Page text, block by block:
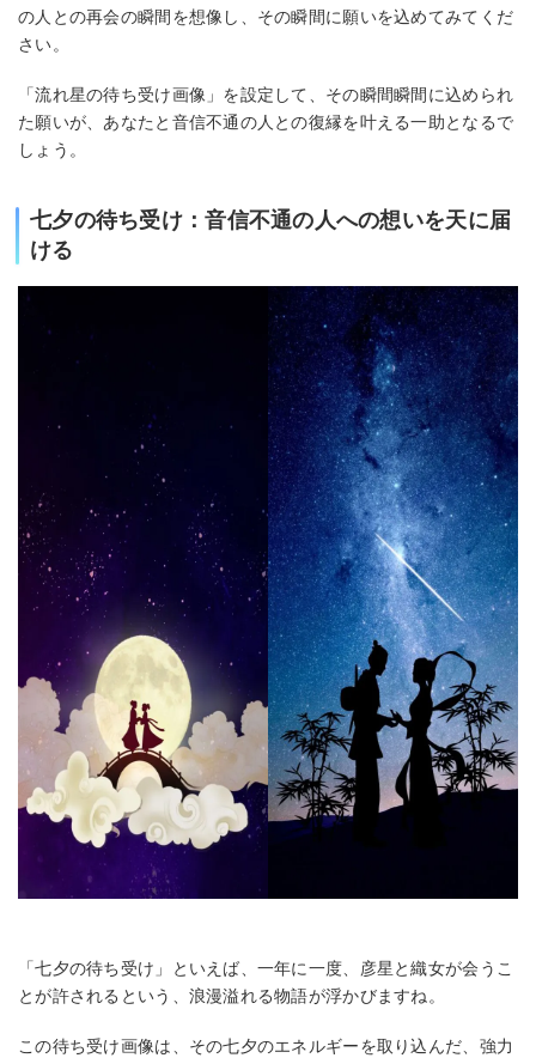
の人との再会の瞬間を想像し、その瞬間に願いを込めてみてくだ
さい。
「流れ星の待ち受け画像」を設定して、その瞬間瞬間に込められ
た願いが、あなたと音信不通の人との復縁を叶える一助となるで
しょう。
七夕の待ち受け：音信不通の人への想いを天に届
ける
「七夕の待ち受け」といえば、一年に一度、彦星と織女が会うこ
とが許されるという、浪漫溢れる物語が浮かびますね。
この待ち受け画像は、その七夕のエネルギーを取り込んだ、強力